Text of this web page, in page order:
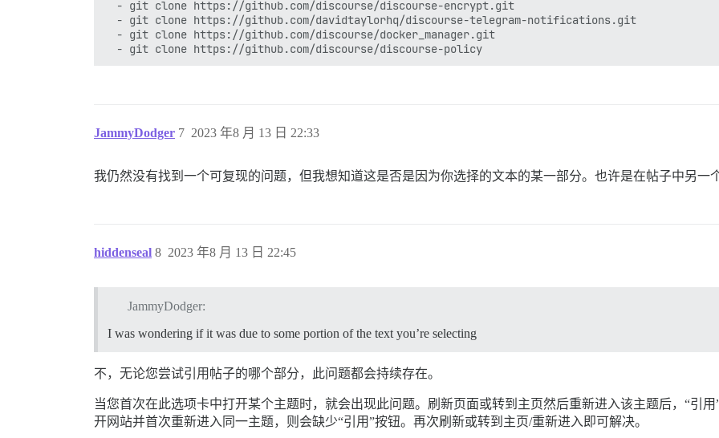
  - git clone https://github.com/discourse/discourse-encrypt.git
  - git clone https://github.com/davidtaylorhq/discourse-telegram-notifications.git
  - git clone https://github.com/discourse/docker_manager.git
JammyDodger 2023 年8 月 13 日 22:33
7
我仍然没有找到一个可复现的问题，但我想知道这是否是因为你选择的文本的某一部分。也许是在帖子中另一
hiddenseal 2023 年8 月 13 日 22:45
8
JammyDodger:
I was wondering if it was due to some portion of the text you’re selecting
不，无论您尝试引用帖子的哪个部分，此问题都会持续存在。
当您首次在此选项卡中打开某个主题时，就会出现此问题。刷新页面或转到主页然后重新进入该主题后，“引
开网站并首次重新进入同一主题，则会缺少“引用”按钮。再次刷新或转到主页/重新进入即可解决。